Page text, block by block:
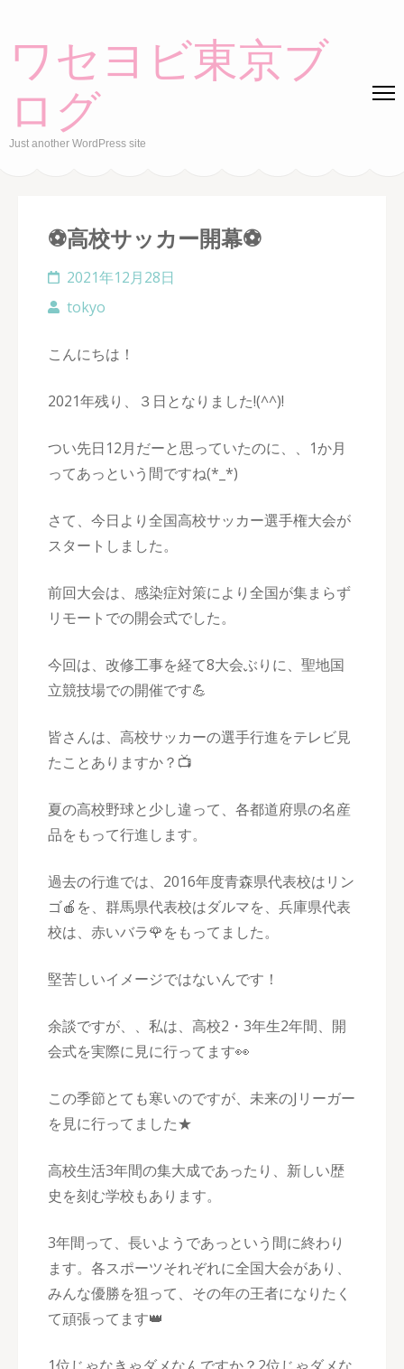
content
ワセヨビ東京ブ
ログ
Just another WordPress site
⚽高校サッカー開幕⚽
2021年12月28日
tokyo
こんにちは！
2021年残り、３日となりました!(^^)!
つい先日12月だーと思っていたのに、、1か月
ってあっという間ですね(*_*)
さて、今日より全国高校サッカー選手権大会が
スタートしました。
前回大会は、感染症対策により全国が集まらず
リモートでの開会式でした。
今回は、改修工事を経て8大会ぶりに、聖地国
立競技場での開催です💪
皆さんは、高校サッカーの選手行進をテレビ見
たことありますか？📺
夏の高校野球と少し違って、各都道府県の名産
品をもって行進します。
過去の行進では、2016年度青森県代表校はリン
ゴ🍎を、群馬県代表校はダルマを、兵庫県代表
校は、赤いバラ🌹をもってました。
堅苦しいイメージではないんです！
余談ですが、、私は、高校2・3年生2年間、開
会式を実際に見に行ってます👀
この季節とても寒いのですが、未来のJリーガー
を見に行ってました★
高校生活3年間の集大成であったり、新しい歴
史を刻む学校もあります。
3年間って、長いようであっという間に終わり
ます。各スポーツそれぞれに全国大会があり、
みんな優勝を狙って、その年の王者になりたく
て頑張ってます👑